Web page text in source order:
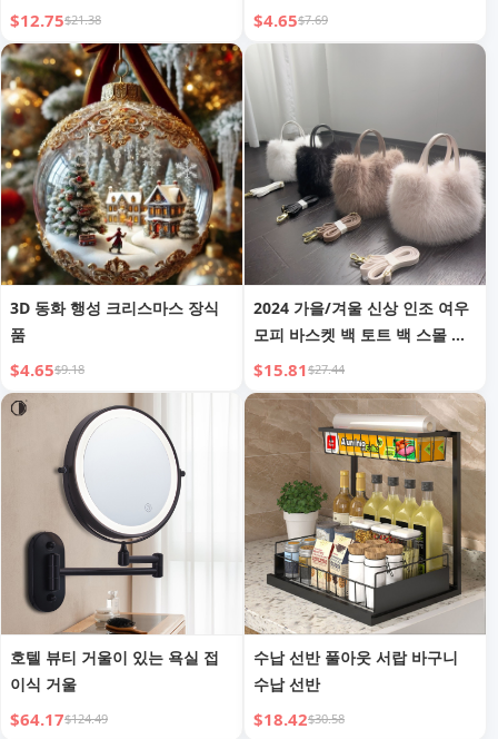
수제 모조 주철 공예품
$12.75$21.38 $4.65$7.69
3D 동화 행성 크리스마스 장식
품
$4.65$9.18
2024 가을/겨울 신상 인조 여우
모피 바스켓 백 토트 백 스몰 스
퀘어 백 숄더 핸드백 크로스바디
백 여성용 465#
$15.81$27.44
호텔 뷰티 거울이 있는 욕실 접
이식 거울
$64.17$124.49
수납 선반 풀아웃 서랍 바구니
수납 선반
$18.42$30.58